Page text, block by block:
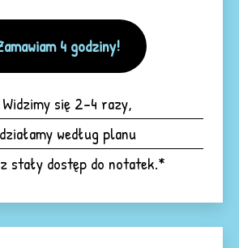
4 godziny!
Widzimy się 2-4 razy,
działamy według planu
stały dostęp do notatek.*